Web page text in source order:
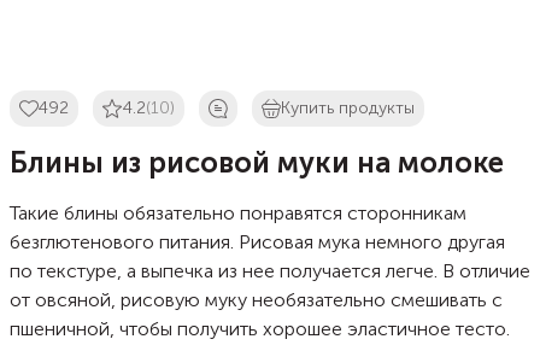
492 4.2(10) Купить продукты
Блины из рисовой муки на молоке
Такие блины обязательно понравятся сторонникам
безглютенового питания. Рисовая мука немного другая
по текстуре, а выпечка из нее получается легче. В отличие
от овсяной, рисовую муку необязательно смешивать с
пшеничной, чтобы получить хорошее эластичное тесто.